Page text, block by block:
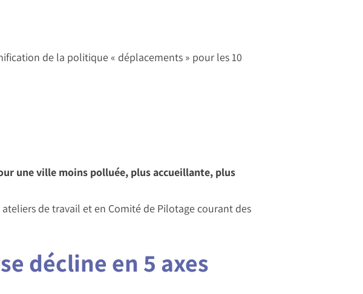
de la politique « déplacements » pour les 10
une ville moins polluée, plus accueillante, plus
de travail et en Comité de Pilotage courant des
décline en 5 axes